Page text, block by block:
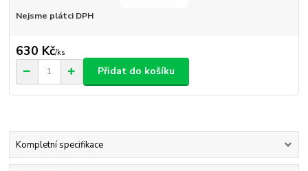
Nejsme plátci DPH
630 Kč/ks
Přidat do košíku
Kompletní specifikace